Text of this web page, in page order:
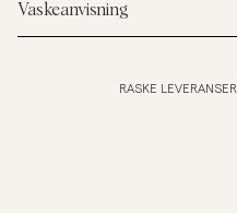
Vaskeanvisning
RASKE LEVERANSER